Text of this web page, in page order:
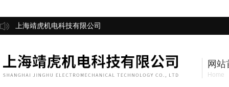
上海靖虎机电科技有限公司
网站
Home